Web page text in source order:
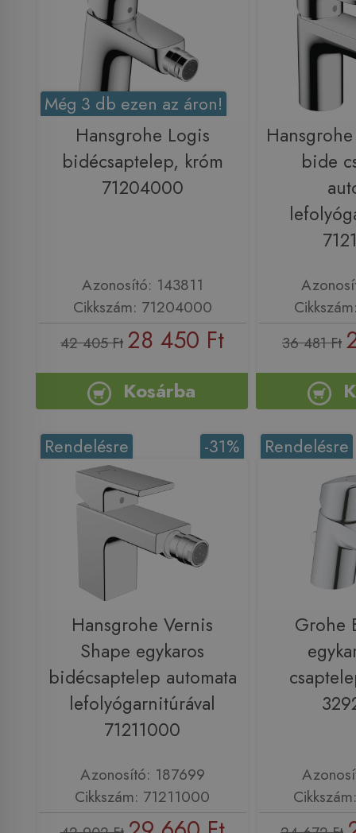
Még 3 db ezen az áron!
Hansgrohe Logis
bidécsaptelep, króm
71204000
Azonosító: 143811
Cikkszám: 71204000
42 405 Ft 28 450 Ft
Kosárba
bide
36 481 Ft
-31%
Rendelésre
Hansgrohe Vernis
Shape egykaros
bidécsaptelep automata
lefolyógarnitúrával
71211000
Azonosító: 187699
Cikkszám: 71211000
Rendelésre
Grohe